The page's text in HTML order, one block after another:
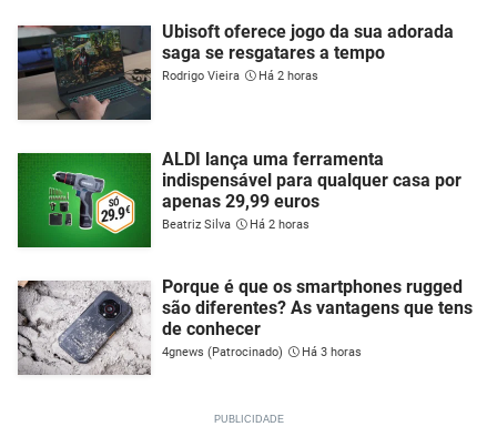
Ubisoft oferece jogo da sua adorada
saga se resgatares a tempo
Rodrigo Vieira Há 2 horas
ALDI lança uma ferramenta
indispensável para qualquer casa por
apenas 29,99 euros
Beatriz Silva Há 2 horas
Porque é que os smartphones rugged
são diferentes? As vantagens que tens
de conhecer
4gnews (Patrocinado) Há 3 horas